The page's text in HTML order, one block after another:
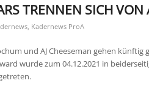
TRENNEN SICH VON
Kadernews ProA
und AJ Cheeseman gehen
wurde zum 04.12.2021 in